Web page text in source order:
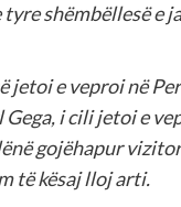
shëmbëllesë e
e veproi në
Gega, i cili jetoi e
gojëhapur
të kësaj lloj arti.